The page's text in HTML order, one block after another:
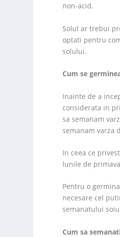
non-acid.
Solul ar trebui
optati pentru
solului.
Cum se
Inainte de a
considerata in
sa semanam
semanam varza
In ceea ce
lunile de
Pentru o
necesare cel
semanatului
Cum sa